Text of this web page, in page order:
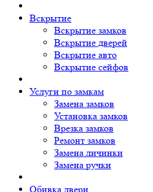
Вскрытие
Вскрытие замков
Вскрытие дверей
Вскрытие авто
Вскрытие сейфов
Услуги по замкам
Замена замков
Установка замков
Врезка замков
Ремонт замков
Замена личинки
Замена ручки
Обивка двери